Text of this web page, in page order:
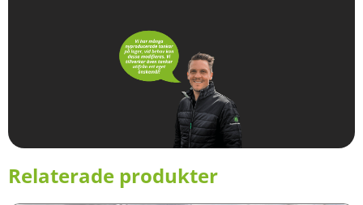
Relaterade produkter